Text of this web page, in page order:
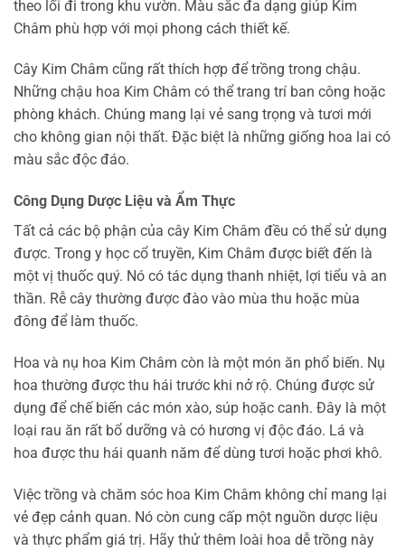
theo lối đi trong khu vườn. Màu sắc đa dạng giúp Kim
Châm phù hợp với mọi phong cách thiết kế.
Cây Kim Châm cũng rất thích hợp để trồng trong chậu.
Những chậu hoa Kim Châm có thể trang trí ban công hoặc
phòng khách. Chúng mang lại vẻ sang trọng và tươi mới
cho không gian nội thất. Đặc biệt là những giống hoa lai có
màu sắc độc đáo.
Công Dụng Dược Liệu và Ẩm Thực
Tất cả các bộ phận của cây Kim Châm đều có thể sử dụng
được. Trong y học cổ truyền, Kim Châm được biết đến là
một vị thuốc quý. Nó có tác dụng thanh nhiệt, lợi tiểu và an
thần. Rễ cây thường được đào vào mùa thu hoặc mùa
đông để làm thuốc.
Hoa và nụ hoa Kim Châm còn là một món ăn phổ biến. Nụ
hoa thường được thu hái trước khi nở rộ. Chúng được sử
dụng để chế biến các món xào, súp hoặc canh. Đây là một
loại rau ăn rất bổ dưỡng và có hương vị độc đáo. Lá và
hoa được thu hái quanh năm để dùng tươi hoặc phơi khô.
Việc trồng và chăm sóc hoa Kim Châm không chỉ mang lại
vẻ đẹp cảnh quan. Nó còn cung cấp một nguồn dược liệu
và thực phẩm giá trị. Hãy thử thêm loài hoa dễ trồng này